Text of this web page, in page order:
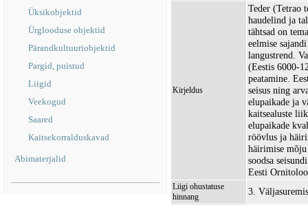
Üksikobjektid
Ürglooduse objektid
Pärandkultuuriobjektid
Pargid, puistud
Liigid
Veekogud
Saared
Kaitsekorralduskavad
Abimaterjalid
Kirjeldus
Teder (Tetrao
haudelind ja
tähtsad on
eelmise
langustrend.
(Eestis 6000-
peatamine.
seisus ning
elupaikade ja
kaitsealuste
elupaikade
röövlus ja
häirimise
soodsa
Eesti
Liigi ohustatuse
hinnang
3.